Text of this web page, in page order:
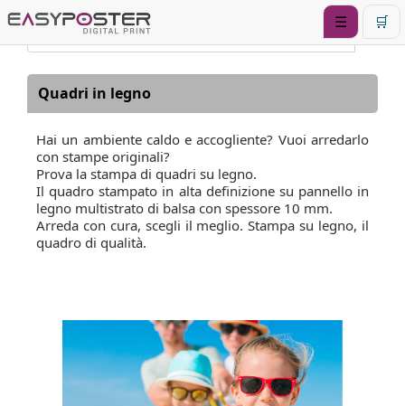
☰ 🛒
Quadri in legno
Hai un ambiente caldo e accogliente? Vuoi arredarlo
con stampe originali?
Prova la stampa di quadri su legno.
Il quadro stampato in alta definizione su pannello in
legno multistrato di balsa con spessore 10 mm.
Arreda con cura, scegli il meglio. Stampa su legno, il
quadro di qualità.